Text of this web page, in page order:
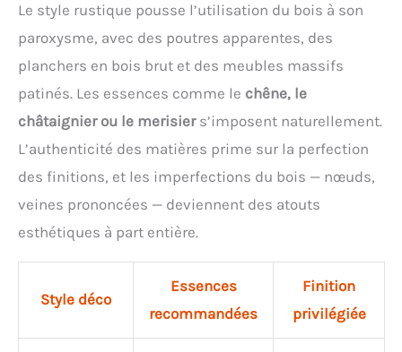
Le style rustique pousse l’utilisation du bois à son
paroxysme, avec des poutres apparentes, des
planchers en bois brut et des meubles massifs
patinés. Les essences comme le chêne, le
châtaignier ou le merisiers’imposent naturellement.
L’authenticité des matières prime sur la perfection
des finitions, et les imperfections du bois — nœuds,
veines prononcées — deviennent des atouts
esthétiques à part entière.
Style déco
Essences
recommandées
Finition
privilégiée